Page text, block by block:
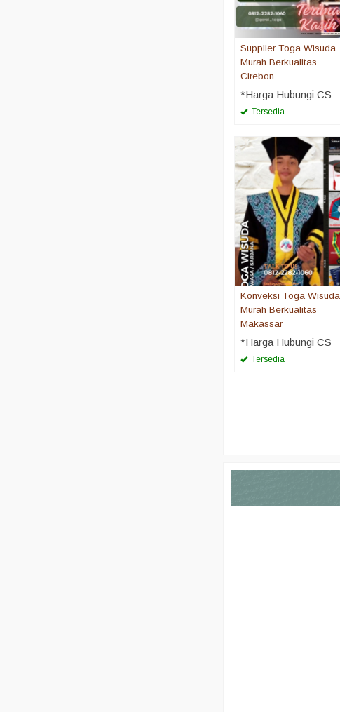
Supplier Toga Wisuda
Murah Berkualitas
Cirebon
*Harga Hubungi CS
Tersedia
Konveksi Toga Wisuda
Murah Berkualitas
Makassar
*Harga Hubungi CS
Tersedia